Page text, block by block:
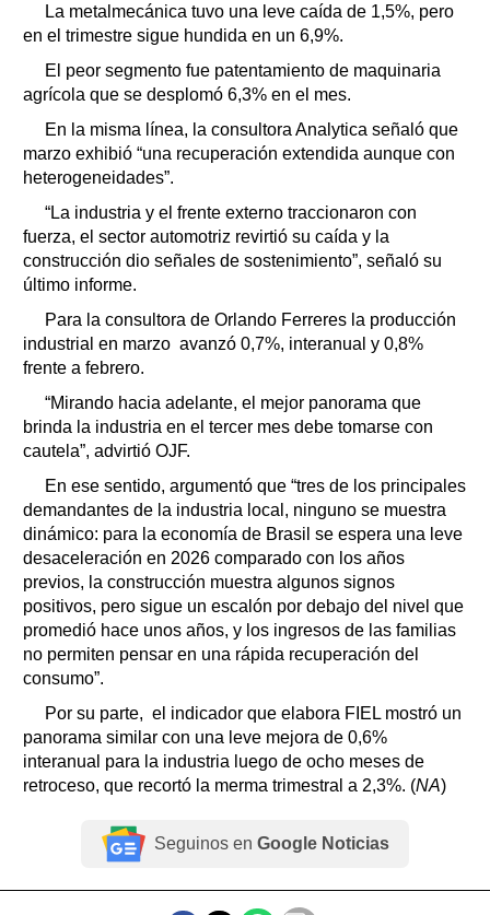
La metalmecánica tuvo una leve caída de 1,5%, pero
en el trimestre sigue hundida en un 6,9%.
El peor segmento fue patentamiento de maquinaria
agrícola que se desplomó 6,3% en el mes.
En la misma línea, la consultora Analytica señaló que
marzo exhibió “una recuperación extendida aunque con
heterogeneidades”.
“La industria y el frente externo traccionaron con
fuerza, el sector automotriz revirtió su caída y la
construcción dio señales de sostenimiento”, señaló su
último informe.
Para la consultora de Orlando Ferreres la producción
industrial en marzo avanzó 0,7%, interanual y 0,8%
frente a febrero.
“Mirando hacia adelante, el mejor panorama que
brinda la industria en el tercer mes debe tomarse con
cautela”, advirtió OJF.
En ese sentido, argumentó que “tres de los principales
demandantes de la industria local, ninguno se muestra
dinámico: para la economía de Brasil se espera una leve
desaceleración en 2026 comparado con los años
previos, la construcción muestra algunos signos
positivos, pero sigue un escalón por debajo del nivel que
promedió hace unos años, y los ingresos de las familias
no permiten pensar en una rápida recuperación del
consumo”.
Por su parte, el indicador que elabora FIEL mostró un
panorama similar con una leve mejora de 0,6%
interanual para la industria luego de ocho meses de
retroceso, que recortó la merma trimestral a 2,3%. (NA)
Seguinos en Google Noticias